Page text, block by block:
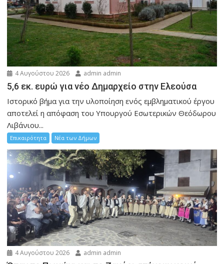
4 Αυγούστου 2026 admin admin
5,6 εκ. ευρώ για νέο Δημαρχείο στην Ελεούσα
Ιστορικό βήμα για την υλοποίηση ενός εμβληματικού έργου
αποτελεί η απόφαση του Υπουργού Εσωτερικών Θεόδωρου
Λιβάνιου...
Επικαιρότητα Νέα των Δήμων
4 Αυγούστου 2026 admin admin